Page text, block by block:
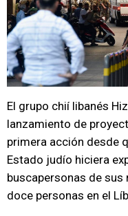
El grupo chií libanés
lanzamiento de
primera acción desde
Estado judío hiciera
buscapersonas de
doce personas en el